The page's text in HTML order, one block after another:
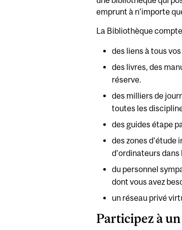
emprunt à n’importe
La Bibliothèque
des liens à tous
des livres, des
réserve.
des milliers de
toutes les
des guides étape
des zones d’étude
d’ordinateurs
du personnel
dont vous avez
un réseau privé
Participez à